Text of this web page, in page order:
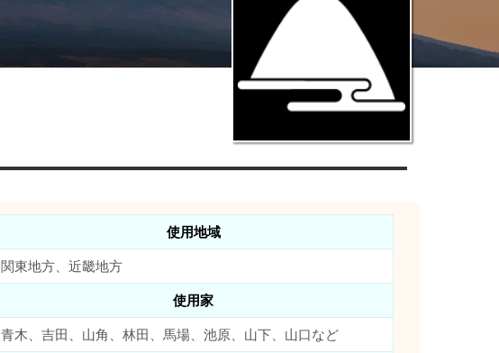
使用地域
関東地方、近畿地方
使用家
青木、吉田、山角、林田、馬場、池原、山下、山口など